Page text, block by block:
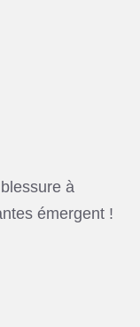
à
émergent !